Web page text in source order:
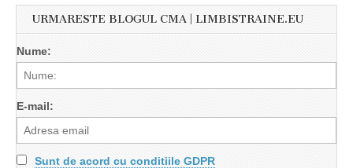
URMARESTE BLOGUL CMA | LIMBISTRAINE.EU
Nume:
E-mail:
Sunt de acord cu conditiile GDPR